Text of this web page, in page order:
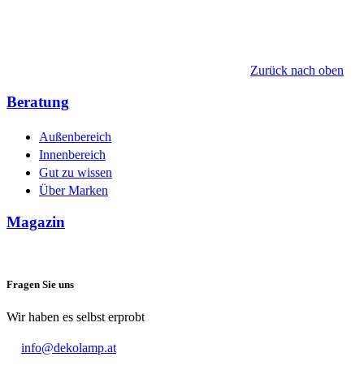
Zurück nach oben
Beratung
Außenbereich
Innenbereich
Gut zu wissen
Über Marken
Magazin
Fragen Sie uns
Wir haben es selbst erprobt
info@dekolamp.at